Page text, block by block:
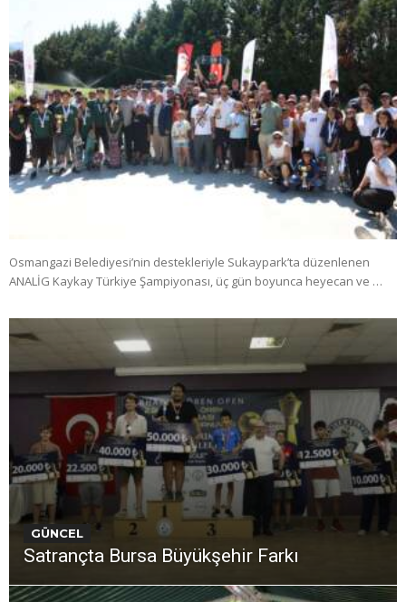
Osmangazi Belediyesi’nin destekleriyle Sukaypark’ta düzenlenen
ANALİG Kaykay Türkiye Şampiyonası, üç gün boyunca heyecan ve …
GÜNCEL
Satrançta Bursa Büyükşehir Farkı